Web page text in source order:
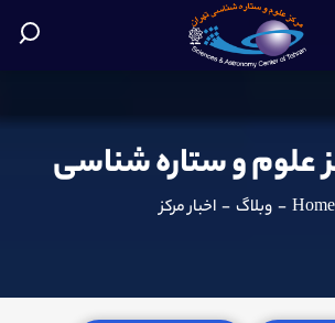
علوم و ستاره شناسی
Home
- وبلاگ - اخبار مرکز